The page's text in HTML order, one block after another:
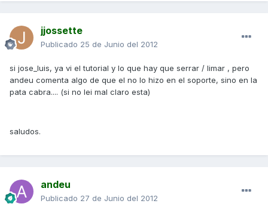
jjossette
Publicado 25 de Junio del 2012
si jose_luis, ya vi el tutorial y lo que hay que serrar / limar , pero
andeu comenta algo de que el no lo hizo en el soporte, sino en la
pata cabra.... (si no lei mal claro esta)
saludos.
andeu
Publicado 27 de Junio del 2012